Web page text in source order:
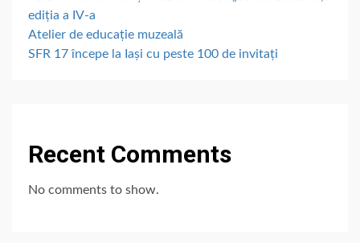
ediția a IV-a
Atelier de educație muzeală
SFR 17 începe la Iași cu peste 100 de invitați
Recent Comments
No comments to show.